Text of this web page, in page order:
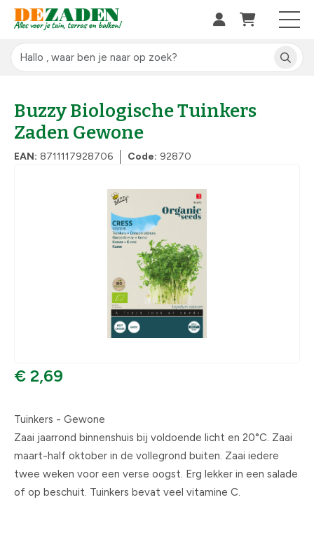
Buzzy Biologische Tuinkers
Zaden Gewone
EAN: 8711117928706 Code: 92870
€ 2,69
Tuinkers - Gewone
Zaai jaarrond binnenshuis bij voldoende licht en 20°C. Zaai
maart-half oktober in de vollegrond buiten. Zaai iedere
twee weken voor een verse oogst. Erg lekker in een salade
of op beschuit. Tuinkers bevat veel vitamine C.